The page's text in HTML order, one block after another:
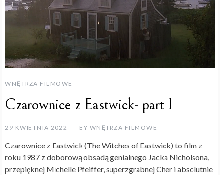
WNĘTRZA FILMOWE
Czarownice z Eastwick- part 1
29 KWIETNIA 2022 BY WNĘTRZA FILMOWE
Czarownice z Eastwick (The Witches of Eastwick) to film z
roku 1987 z doborową obsadą genialnego Jacka Nicholsona,
przepięknej Michelle Pfeiffer, superzgrabnej Cher i absolutnie